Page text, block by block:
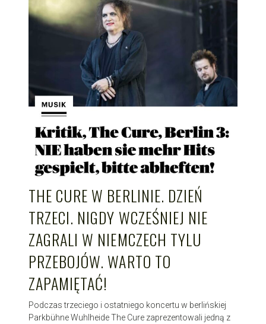
THE CURE W BERLINIE. DZIEŃ
TRZECI. NIGDY WCZEŚNIEJ NIE
ZAGRALI W NIEMCZECH TYLU
PRZEBOJÓW. WARTO TO
ZAPAMIĘTAĆ!
Podczas trzeciego i ostatniego koncertu w berlińskiej
Parkbühne Wuhlheide The Cure zaprezentowali jedną z